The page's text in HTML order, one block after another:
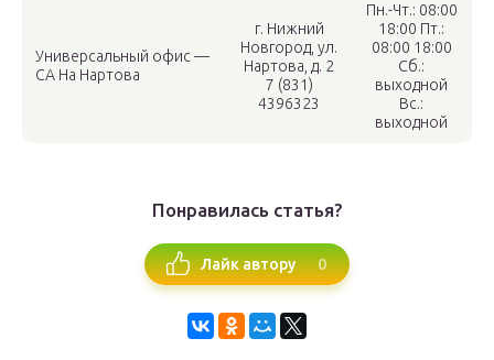
Универсальный офис —
СА На Нартова
г. Нижний
Новгород, ул.
Нартова, д. 2
7 (831)
4396323
Пн.-Чт.: 08:00
18:00 Пт.:
08:00 18:00
Сб.:
выходной
Вс.:
выходной
Понравилась статья?
Лайк автору 0